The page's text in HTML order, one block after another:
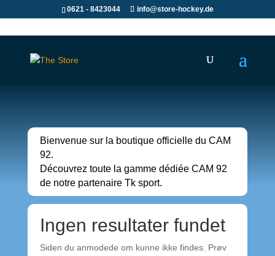
0621 - 8423044 info@store-hockey.de
Bienvenue sur la boutique officielle du CAM
92.
Découvrez toute la gamme dédiée CAM 92
de notre partenaire Tk sport.
Ingen resultater fundet
Siden du anmodede om kunne ikke findes. Prøv